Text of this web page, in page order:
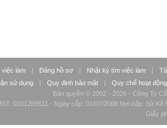
việc làm | Đăng hồ sơ | Nhật ký tìm việc làm |
sử dụng
| Quy định bảo mật |
Quy chế hoạt động
Bản quyền © 2002 - 2026 - Công Ty
0101269511 - Ngày cấp: 01/07/2008 Nơi cấp: Sở
Giấy